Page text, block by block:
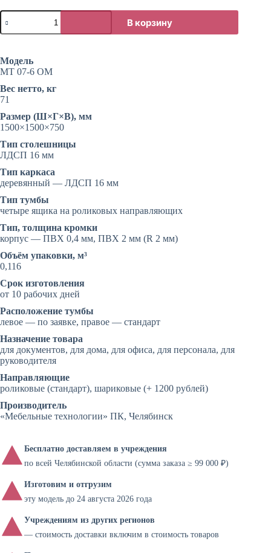
Количество
товара
Угловой
стол
для
офиса
В корзину
Модель
МТ 07-6 ОМ
Вес нетто, кг
71
Размер (Ш×Г×В), мм
1500×1500×750
Тип столешницы
ЛДСП 16 мм
Тип каркаса
деревянный — ЛДСП 16 мм
Тип тумбы
четыре ящика на роликовых направляющих
Тип, толщина кромки
корпус — ПВХ 0,4 мм, ПВХ 2 мм (R 2 мм)
Объём упаковки, м³
0,116
Срок изготовления
от 10 рабочих дней
Расположение тумбы
левое — по заявке, правое — стандарт
Назначение товара
для документов, для дома, для офиса, для персонала, для
руководителя
Направляющие
роликовые (стандарт), шариковые (+ 1200 рублей)
Производитель
«Мебельные технологии» ПК, Челябинск
Бесплатно доставляем в учреждения
по всей Челябинской области (сумма заказа ≥ 99 000 ₽)
Изготовим и отгрузим
эту модель до 24 августа 2026 года
Учреждениям из других регионов
— стоимость доставки включим в стоимость товаров